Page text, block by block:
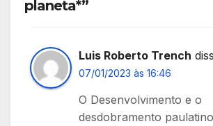
planeta*”
Luis Roberto Trench
07/01/2023 às 16:46
O Desenvolvimento e o
desdobramento